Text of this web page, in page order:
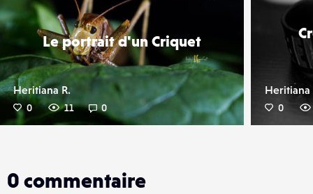
Le portrait d'un Criquet
Heritiana R.
0 11 0
Heritiana
0
0 commentaire